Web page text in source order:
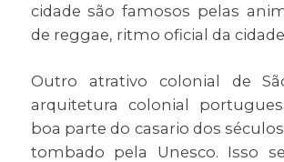
cidade são famosos pelas
de reggae, ritmo oficial da
Outro atrativo colonial de
arquitetura colonial
boa parte do casario dos séculos
tombado pela Unesco. Isso